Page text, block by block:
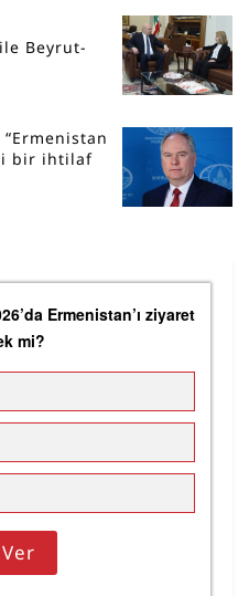
Beyrut-
“Ermenistan
bir ihtilaf
Ermenistan’ı ziyaret
mi?